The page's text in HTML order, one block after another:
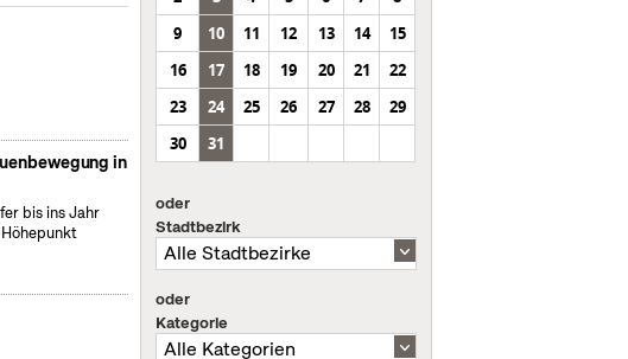
in
bis ins Jahr
9
10 11 12 13 14
15
16
17 18 19 20 21
22
23
24 25 26 27 28
29
30
31
oder
Stadtbezirk
oder
Kategorie